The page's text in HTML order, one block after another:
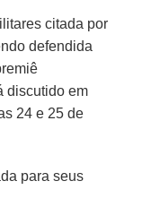
citada por
defendida
discutido em
24 e 25 de
para seus